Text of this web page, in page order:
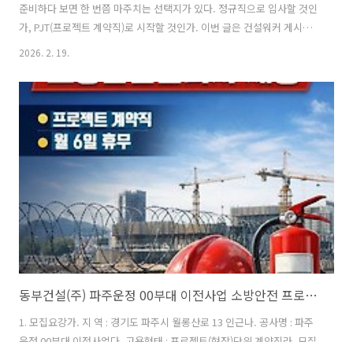
준비하다 보면 한 번쯤 마주치는 선택지가 있다. 정규직으로 입사할 것인
가, PJT(프로젝트 계약직)로 시작할 것인가. 이번 글은 건설워커 게시판
에 올라온 계룡건설 PJT 채용 관련 질의를 바탕으로, 회사 측 확인 내용
수 있다.■ PJT 연봉, 전 직장 기준일까? 회사 테이블일까?1) 급여 산정
구조계룡건설은 내부 PJT 급여 테이블을 별도로 운영하고 있다.다만 정
규직처럼 일률적인 승진·연봉 테이블이 적용되는 구조는 아니다.직무경
력 연차현장 규모담당 역할위 요소에 따라 개별 협의 비중이 상당히 크다
는 점이 특징이다.2) 연봉 수준실무적으로는👉 정규직 대비 약..
2026. 2. 19.
동부건설(주) 파주운정 00부대 이전사업 소방안전 프로젝트 전문직 채용공고
1. 모집요강가. 지 역 : 경기도 파주시 월롱산로 13 인근나. 공사명 : 파주